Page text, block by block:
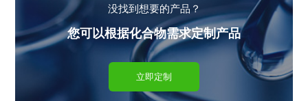
没找到想要的产品？
您可以根据化合物需求定制产品
立即定制